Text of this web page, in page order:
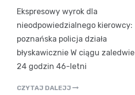
Ekspresowy wyrok dla
nieodpowiedzialnego kierowcy:
poznańska policja działa
błyskawicznie W ciągu zaledwie
24 godzin 46-letni
CZYTAJ DALEJJ